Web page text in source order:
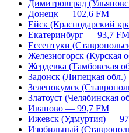
Димитровград
Донецк — 102,6 FM
Ейск (Краснодарский
Екатеринбург — 93,7 FM
Ессентуки
Железногорск (Курская
Жердевка (Тамбовская
Задонск (Липецкая
Зеленокумск
Златоуст (Челябинская
Иваново — 99,7 FM
Ижевск (Удмуртия) —
Изобильный